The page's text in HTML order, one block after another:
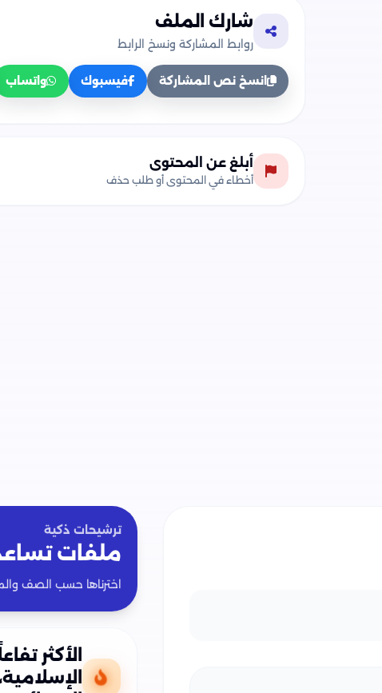
شارك الملف
روابط المشاركة ونسخ الرابط
انسخ نص المشاركة فيسبوك واتساب
أبلغ عن المحتوى
أخطاء في المحتوى أو طلب حذف
ترشيحات ذكية
ملفات
اخترناها حسب الصف
الأكثر